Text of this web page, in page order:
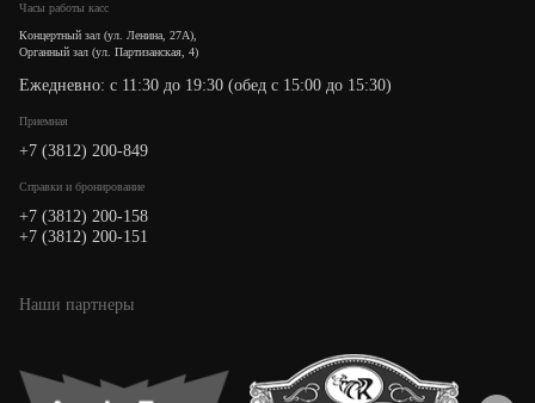
Часы работы касс
Концертный зал (ул. Ленина, 27А),
Органный зал (ул. Партизанская, 4)
Ежедневно: с 11:30 до 19:30 (обед с 15:00 до 15:30)
Приемная
+7 (3812) 200-849
Cправки и бронирование
+7 (3812) 200-158
+7 (3812) 200-151
Наши партнеры